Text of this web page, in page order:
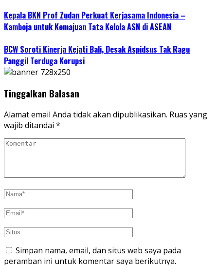
Kepala BKN Prof Zudan Perkuat Kerjasama Indonesia –
Kamboja untuk Kemajuan Tata Kelola ASN di ASEAN
BCW Soroti Kinerja Kejati Bali, Desak Aspidsus Tak Ragu
Panggil Terduga Korupsi
Tinggalkan Balasan
Alamat email Anda tidak akan dipublikasikan. Ruas yang
wajib ditandai *
Simpan nama, email, dan situs web saya pada
peramban ini untuk komentar saya berikutnya.